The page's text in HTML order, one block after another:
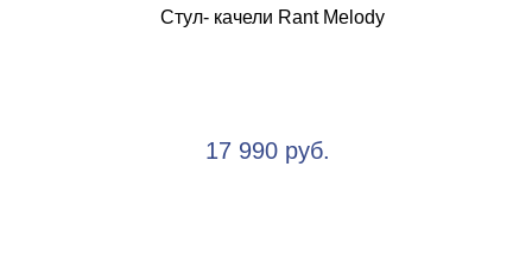
Стул- качели Rant Melody
17 990 руб.